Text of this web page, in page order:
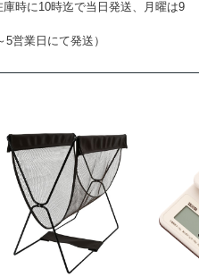
時に10時迄で当日発送、月曜は9
営業日にて発送）